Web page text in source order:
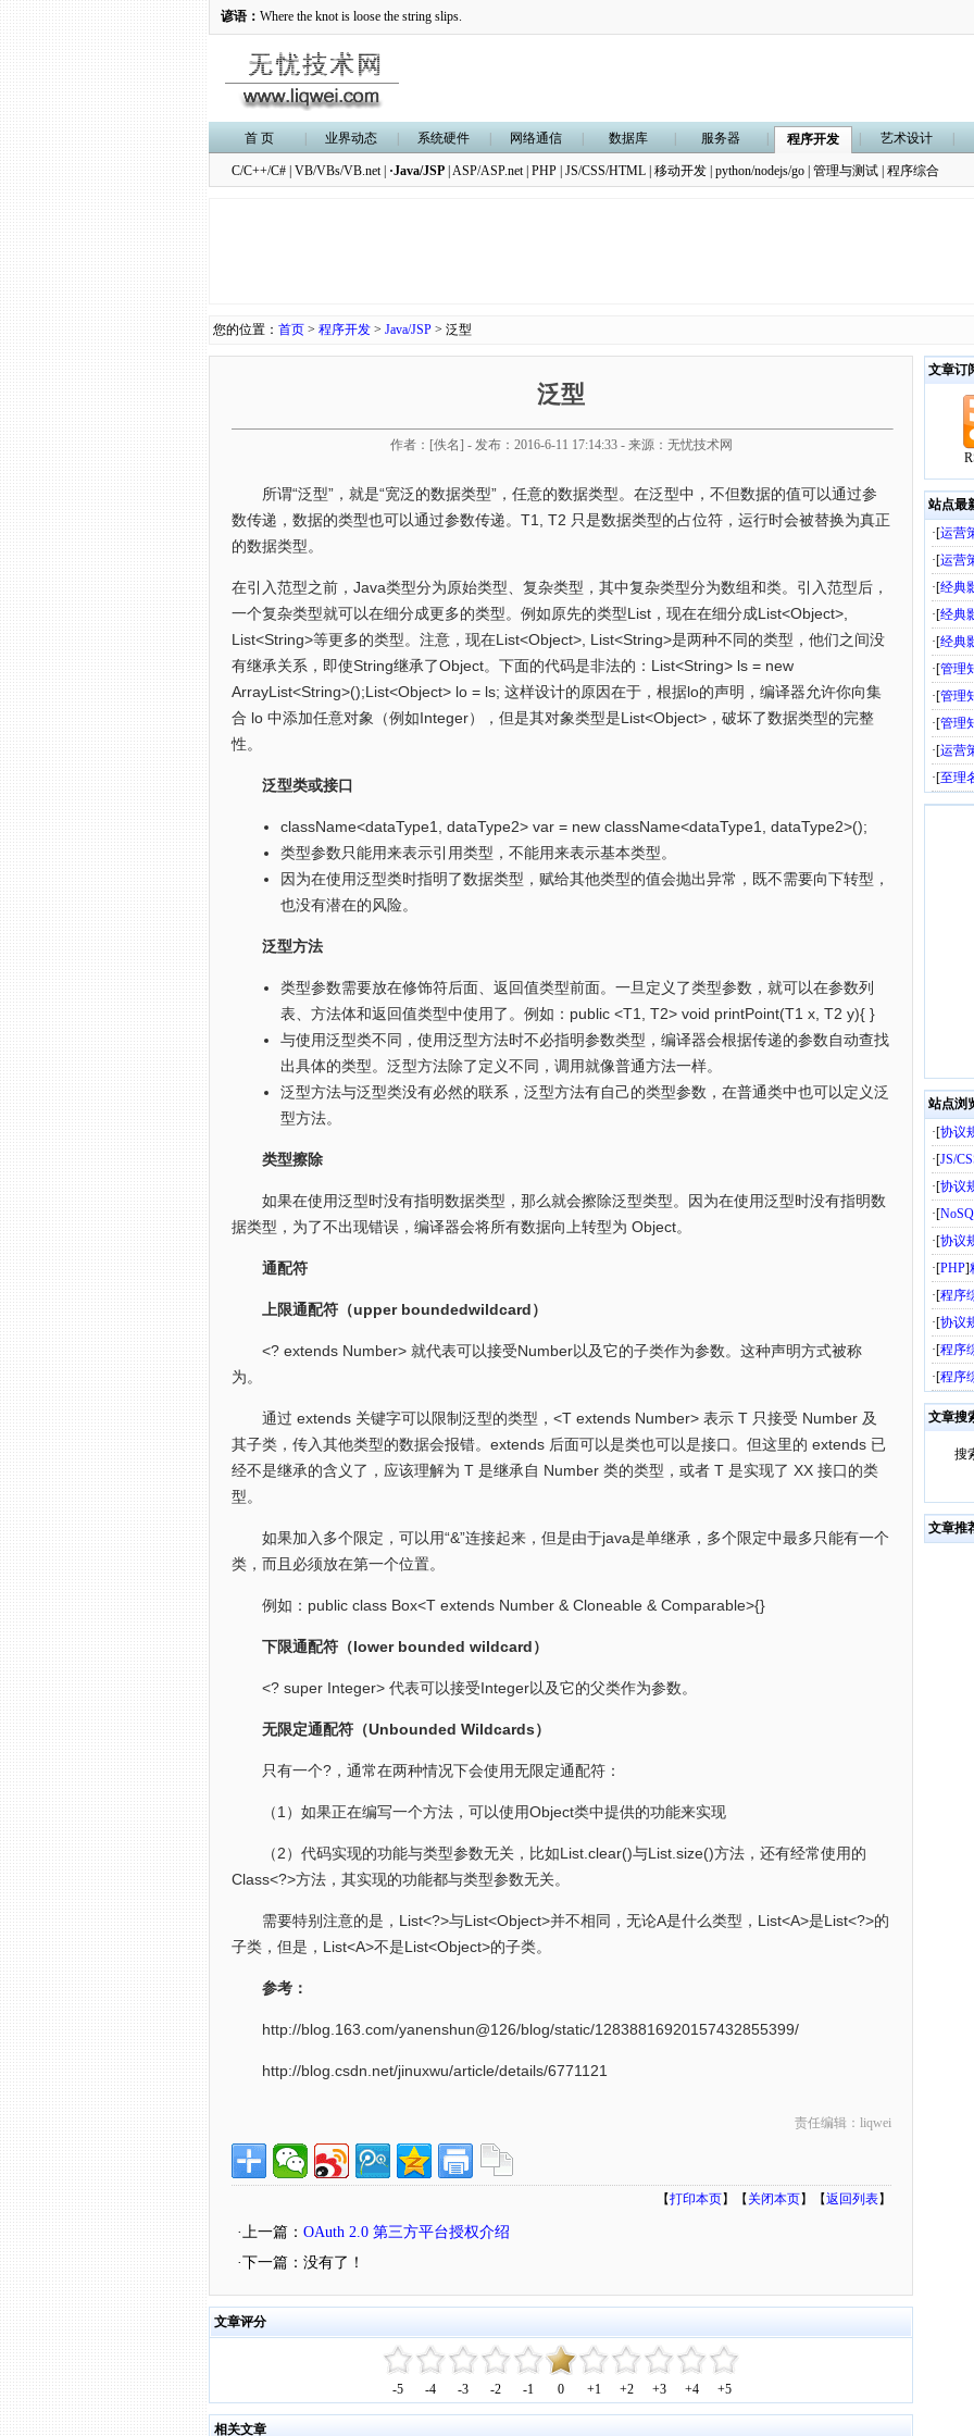
谚语： 结子一松掉，绳子就滑脱。
首 页 业界动态 系统硬件 网络通信 数据库 服务器 程序开发 艺术设计
C/C++/C# VB/VBs/VB.net| ·Java/JSP ASP/ASP.net| PHP JS/CSS/HTML 移动开发 python/nodejs/go 管理与测试 程序综合
您的位置： 首页 > 程序开发 > Java/JSP > 泛型
泛型
作者：[佚名] - 发布：2016-6-11 17:14:33 - 来源：无忧技术网
所谓“泛型”，就是“宽泛的数据类型”，任意的数据类型。 在泛型中，不但数据的值可以通过参
数传递，数据的类型也可以通过参数传递。T1, T2 只是数据类型的占位符，运行时会被替换为真正
的数据类型。
在引入范型之前，Java类型分为原始类型、复杂类型，其中复杂类型分为数组和类。引入范型后，
一个复杂类型就可以在细分成更多的类型。 例如原先的类型List，现在在细分成List<Object>,
List<String>等更多的类型。 注意，现在List<Object>, List<String>是两种不同的类型， 他们之间没
有继承关系，即使String继承了Object。下面的代码是非法的： List<String> ls = new
ArrayList<String>();List<Object> lo = ls; 这样设计的原因在于，根据lo的声明，编译器允许你向集
合 lo 中添加任意对象（例如Integer），但是其对象类型是List<Object>，破坏了数据类型的完整
性。
泛型类或接口
className<dataType1, dataType2> var = new className<dataType1, dataType2>();
类型参数只能用来表示引用类型，不能用来表示基本类型。
因为在使用泛型类时指明了数据类型，赋给其他类型的值会抛出异常，既不需要向下转型，
也没有潜在的风险。
泛型方法
类型参数需要放在修饰符后面、返回值类型前面。一旦定义了类型参数，就可以在参数列
表、方法体和返回值类型中使用了。 例如：public <T1, T2> void printPoint(T1 x, T2 y){ }
与使用泛型类不同，使用泛型方法时不必指明参数类型，编译器会根据传递的参数自动查找
出具体的类型。泛型方法除了定义不同，调用就像普通方法一样。
泛型方法与泛型类没有必然的联系，泛型方法有自己的类型参数，在普通类中也可以定义泛
型方法。
类型擦除
如果在使用泛型时没有指明数据类型，那么就会擦除泛型类型。因为在使用泛型时没有指明数
据类型，为了不出现错误，编译器会将所有数据向上转型为 Object。
通配符
上限通配符（upper boundedwildcard）
<? extends Number> 就代表可以接受Number以及它的子类作为参数。这种声明方式被称
为。
通过 extends 关键字可以限制泛型的类型，<T extends Number> 表示 T 只接受 Number 及
其子类，传入其他类型的数据会报错。extends 后面可以是类也可以是接口。但这里的 extends 已
经不是继承的含义了，应该理解为 T 是继承自 Number 类的类型，或者 T 是实现了 XX 接口的类
型。
如果加入多个限定，可以用“&”连接起来，但是由于java是单继承，多个限定中最多只能有一个
类，而且必须放在第一个位置。
例如：public class Box<T extends Number & Cloneable & Comparable>{}
下限通配符（lower bounded wildcard）
<? super Integer> 代表可以接受Integer以及它的父类作为参数。
无限定通配符（Unbounded Wildcards）
只有一个?，通常在两种情况下会使用无限定通配符：
（1）如果正在编写一个方法，可以使用Object类中提供的功能来实现
（2）代码实现的功能与类型参数无关，比如List.clear()与List.size()方法，还有经常使用的
Class<?>方法，其实现的功能都与类型参数无关。
需要特别注意的是，List<?>与List<Object>并不相同，无论A是什么类型，List<A>是List<?>的
子类，但是，List<A>不是List<Object>的子类。
参考：
http://blog.163.com/yanenshun@126/blog/static/12838816920157432855399/
http://blog.csdn.net/jinuxwu/article/details/6771121
责任编辑：liqwei
【打印本页】【 关闭本页】【返回列表】
·上一篇： OAuth 2.0 第三方平台授权介绍
·下一篇：没有了！
文章评分
-5 -4 -3 -2 -1 0 +1 +2 +3 +4 +5
相关文章
文章订
站点最
·[运营
·[运营
·[经典
·[经典
·[经典
·[管理
·[管理
·[管理
·[运营
·[至理
站点浏
·[协议
·[JS/
·[协议
·[
·[协议
·[PHP]
·[程序
·[协议
·[程序
·[程序
文章搜
搜
文章推